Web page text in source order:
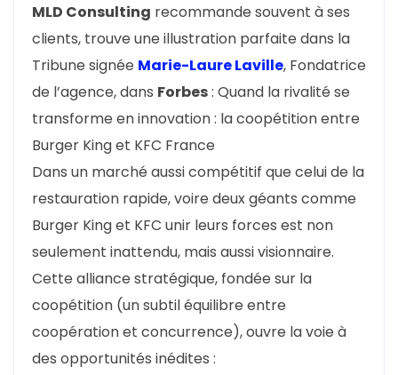
MLD Consulting recommande souvent à ses
clients, trouve une illustration parfaite dans la
Tribune signée Marie-Laure Laville, Fondatrice
de l’agence, dans Forbes: Quand la rivalité se
transforme en innovation : la coopétition entre
Burger King et KFC France
Dans un marché aussi compétitif que celui de la
restauration rapide, voire deux géants comme
Burger King et KFC unir leurs forces est non
seulement inattendu, mais aussi visionnaire.
Cette alliance stratégique, fondée sur la
coopétition (un subtil équilibre entre
coopération et concurrence), ouvre la voie à
des opportunités inédites :